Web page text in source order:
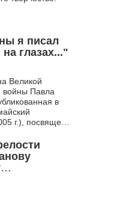
я писал
глазах..."
Великой
войны Павла
в
г.), посвящена
России